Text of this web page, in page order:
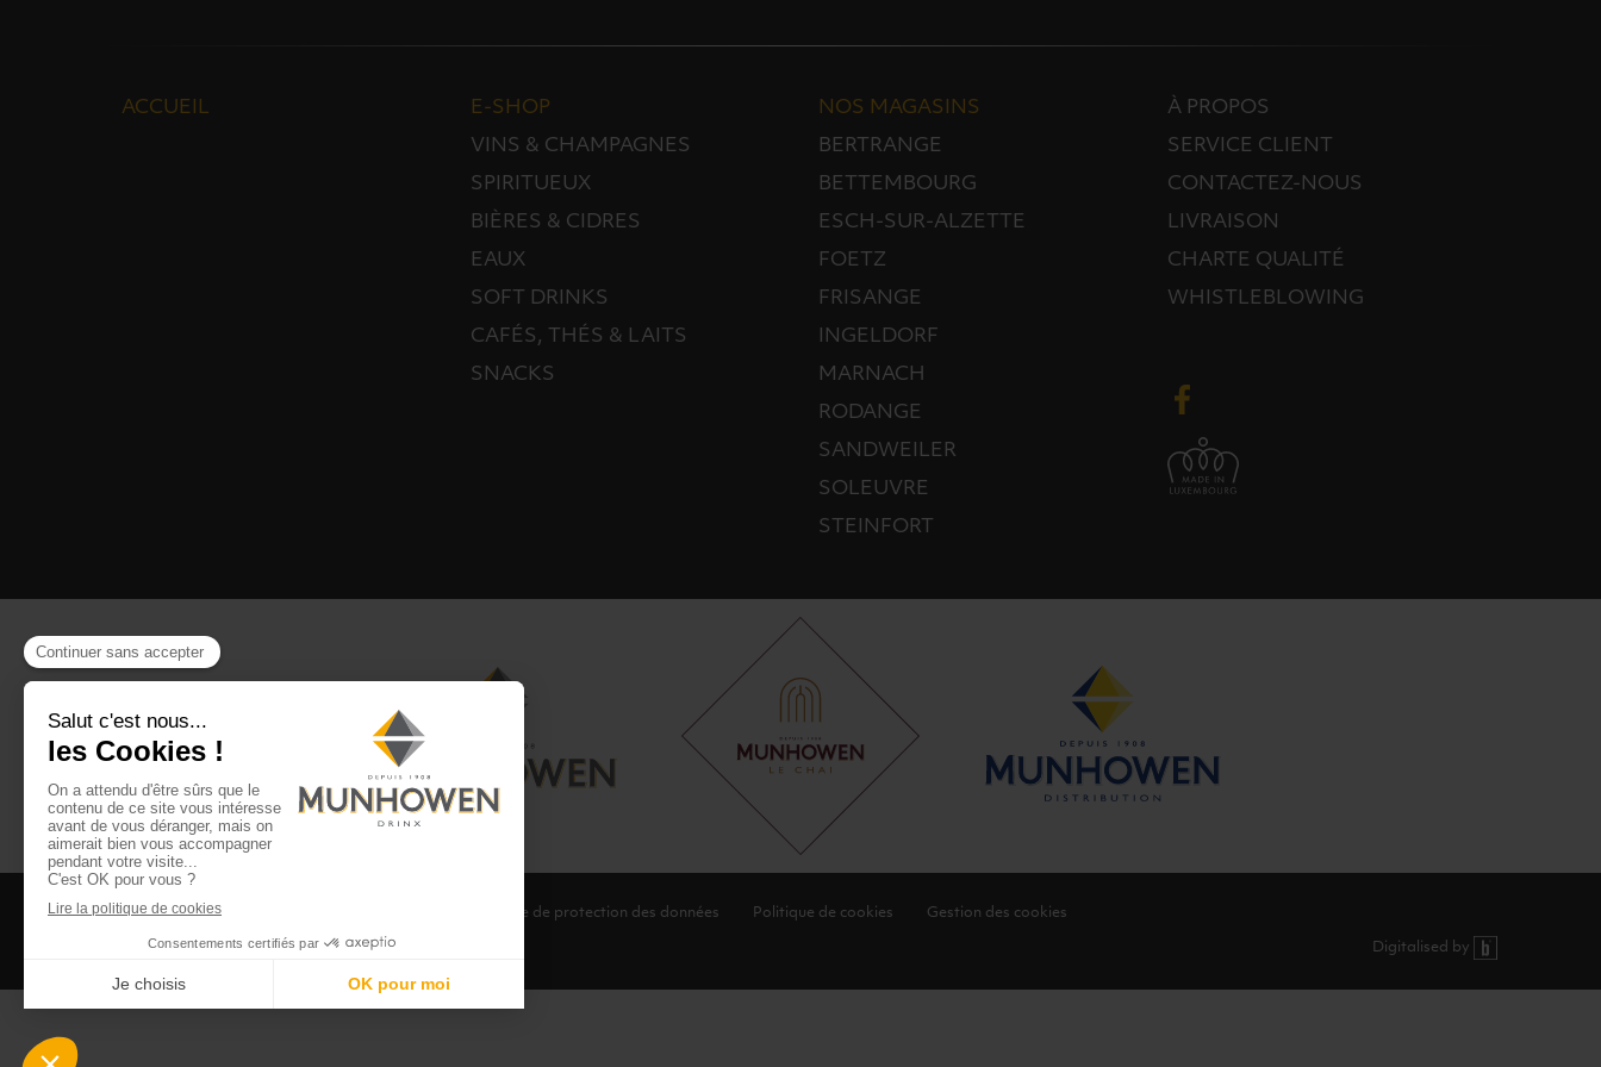
ACCUEIL
E-SHOP
VINS & CHAMPAGNES
SPIRITUEUX
BIÈRES & CIDRES
EAUX
SOFT DRINKS
CAFÉS, THÉS & LAITS
SNACKS
NOS MAGASINS
BERTRANGE
BETTEMBOURG
ESCH-SUR-ALZETTE
FOETZ
FRISANGE
INGELDORF
MARNACH
RODANGE
SANDWEILER
SOLEUVRE
STEINFORT
À PROPOS
SERVICE CLIENT
CONTACTEZ-NOUS
LIVRAISON
CHARTE QUALITÉ
WHISTLEBLOWING
CGV CGU Club Drinx Politique de protection des données Politique de cookies Gestion des cookies
©2026 Munhowen Drinx / Tous droits réservés Digitalised by